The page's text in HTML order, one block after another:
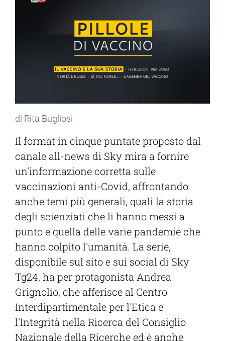
di Rita Bugliosi
Il format in cinque puntate proposto dal
canale all-news di Sky mira a fornire
un'informazione corretta sulle
vaccinazioni anti-Covid, affrontando
anche temi più generali, quali la storia
degli scienziati che li hanno messi a
punto e quella delle varie pandemie che
hanno colpito l'umanità. La serie,
disponibile sul sito e sui social di Sky
Tg24, ha per protagonista Andrea
Grignolio, che afferisce al Centro
Interdipartimentale per l'Etica e
l'Integrità nella Ricerca del Consiglio
Nazionale della Ricerche ed è anche